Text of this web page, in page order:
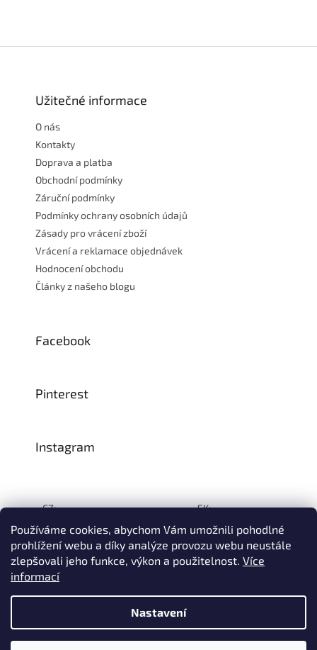
Používáme cookies, abychom Vám umožnili pohodlné
prohlížení webu a díky analýze provozu webu neustále
zlepšovali jeho funkce, výkon a použitelnost. Více
informací
Nastavení
Na přelomu července a srpna může dojít k určitému zpoždění
dodávek zboží do našeho skladu, a tím i k prodloužení termínu
doručení Vaší objednávky, a to z důvodu celozávodních
Užitečné informace
O nás
Kontakty
Doprava a platba
Obchodní podmínky
Záruční podmínky
Podmínky ochrany osobních údajů
Zásady pro vrácení zboží
Vrácení a reklamace objednávek
Hodnocení obchodu
Články z našeho blogu
Facebook
Pinterest
Instagram
CZ: SK:
Vytvořil Shoptet
© 1993–2026INTEA SERVICE s.r.o.Všechna práva vyhrazena.